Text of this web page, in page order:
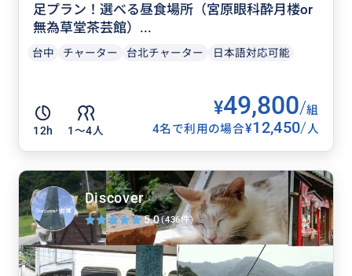
足プラン！選べる昼食場所（宮原眼科酔月楼or
無為草堂茶芸館）...
台中 チャーター 台北チャーター 日本語対応可能
12h 1〜4人
¥49,800/組
4名で利用の場合¥12,450/人
Discover
5.0(436件)